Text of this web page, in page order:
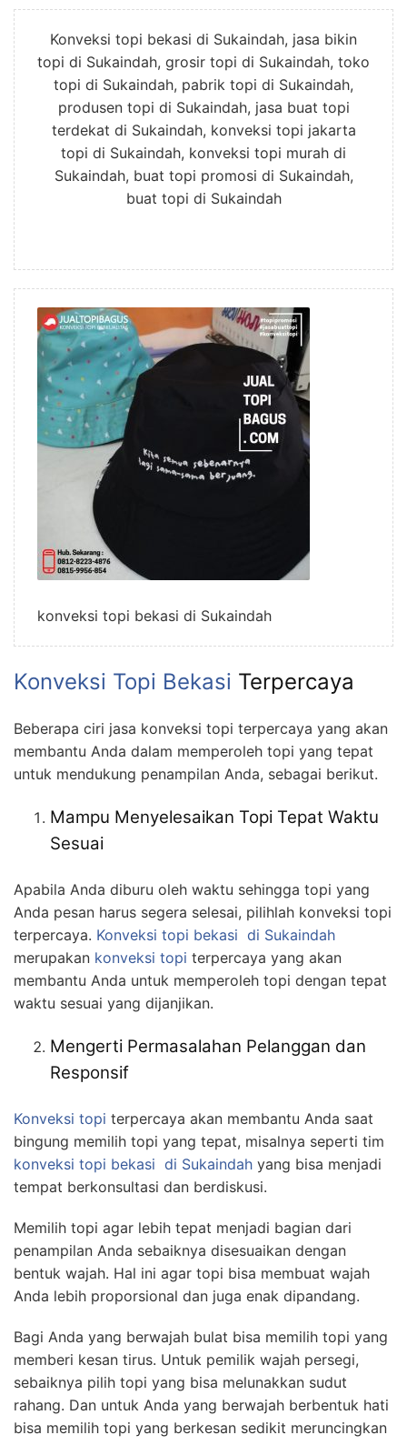
Konveksi topi bekasi di Sukaindah, jasa bikin
topi di Sukaindah, grosir topi di Sukaindah, toko
topi di Sukaindah, pabrik topi di Sukaindah,
produsen topi di Sukaindah, jasa buat topi
terdekat di Sukaindah, konveksi topi jakarta
topi di Sukaindah, konveksi topi murah di
Sukaindah, buat topi promosi di Sukaindah,
buat topi di Sukaindah
konveksi topi bekasi di Sukaindah
Konveksi Topi Bekasi Terpercaya
Beberapa ciri jasa konveksi topi terpercaya yang akan
membantu Anda dalam memperoleh topi yang tepat
untuk mendukung penampilan Anda, sebagai berikut.
Mampu Menyelesaikan Topi Tepat Waktu
Sesuai
Apabila Anda diburu oleh waktu sehingga topi yang
Anda pesan harus segera selesai, pilihlah konveksi topi
terpercaya. Konveksi topi bekasi di Sukaindah
merupakan konveksi topi terpercaya yang akan
membantu Anda untuk memperoleh topi dengan tepat
waktu sesuai yang dijanjikan.
Mengerti Permasalahan Pelanggan dan
Responsif
Konveksi topi terpercaya akan membantu Anda saat
bingung memilih topi yang tepat, misalnya seperti tim
konveksi topi bekasi di Sukaindah yang bisa menjadi
tempat berkonsultasi dan berdiskusi.
Memilih topi agar lebih tepat menjadi bagian dari
penampilan Anda sebaiknya disesuaikan dengan
bentuk wajah. Hal ini agar topi bisa membuat wajah
Anda lebih proporsional dan juga enak dipandang.
Bagi Anda yang berwajah bulat bisa memilih topi yang
memberi kesan tirus. Untuk pemilik wajah persegi,
sebaiknya pilih topi yang bisa melunakkan sudut
rahang. Dan untuk Anda yang berwajah berbentuk hati
bisa memilih topi yang berkesan sedikit meruncingkan